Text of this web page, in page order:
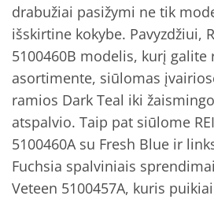
drabužiai pasižymi ne tik
išskirtine kokybe. Pavyzdžiui,
5100460B modelis, kurį galite
asortimente, siūlomas
ramios Dark Teal iki
atspalvio. Taip pat siūlome
5100460A su Fresh Blue ir
Fuchsia spalviniais
Veteen 5100457A, kuris